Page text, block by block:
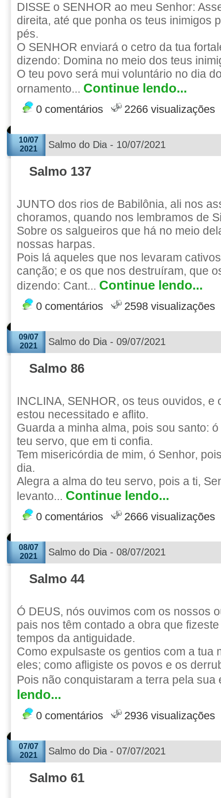
DISSE o SENHOR ao meu Senhor:
direita, até que ponha os teus inimigos
pés.
O SENHOR enviará o cetro da tua
dizendo: Domina no meio dos teus
O teu povo será mui voluntário no dia
ornamento... Continue lendo...
0 comentários 2266 visualizações
10/07
2021
Salmo do Dia - 10/07/2021
Salmo 137
JUNTO dos rios de Babilônia, ali nos
choramos, quando nos lembramos de
Sobre os salgueiros que há no meio
nossas harpas.
Pois lá aqueles que nos levaram
canção; e os que nos destruíram, que
dizendo: Cant... Continue lendo...
0 comentários 2598 visualizações
09/07
2021
Salmo do Dia - 09/07/2021
Salmo 86
INCLINA, SENHOR, os teus ouvidos, e
estou necessitado e aflito.
Guarda a minha alma, pois sou santo:
teu servo, que em ti confia.
Tem misericórdia de mim, ó Senhor,
dia.
Alegra a alma do teu servo, pois a ti,
levanto... Continue lendo...
0 comentários 2666 visualizações
08/07
2021
Salmo do Dia - 08/07/2021
Salmo 44
Ó DEUS, nós ouvimos com os nossos
pais nos têm contado a obra que
tempos da antiguidade.
Como expulsaste os gentios com a tua
eles; como afligiste os povos e os
Pois não conquistaram a terra pela
lendo...
0 comentários 2936 visualizações
07/07
2021
Salmo do Dia - 07/07/2021
Salmo 61